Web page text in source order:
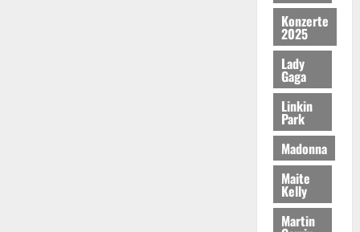
Konzerte
2025
Lady
Gaga
Linkin
Park
Madonna
Maite
Kelly
Martin